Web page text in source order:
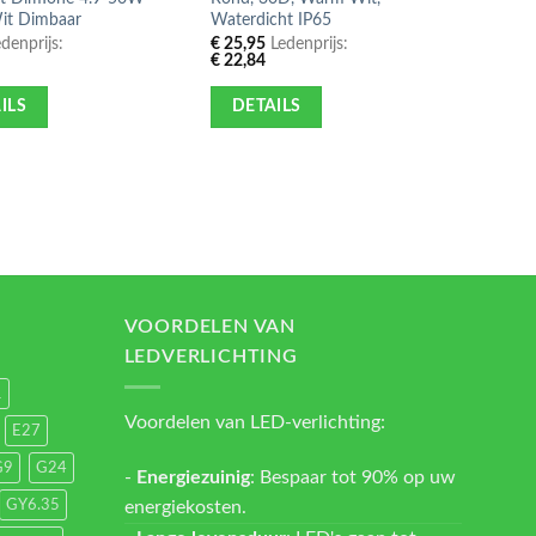
Dimbaar
Waterdicht IP65
€ 25,95 Ledenprijs:
€ 22,84
DETAILS
E27
G24
GY6.35
VOORDELEN VAN
LEDVERLICHTING
Voordelen van LED-verlichting:
- Energiezuinig: Bespaar tot 90% op uw
energiekosten.